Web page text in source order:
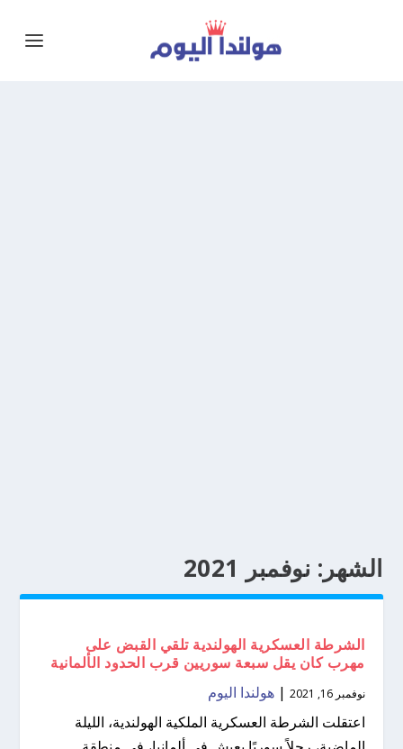
الشهر: نوفمبر 2021
الشرطة العسكرية الهولندية تلقي القبض على
مهرب كان يقل سبعة سوريين قرب الحدود الألمانية
نوفمبر 16, 2021 |هولندا اليوم
اعتقلت الشرطة العسكرية الملكية الهولندية، الليلة